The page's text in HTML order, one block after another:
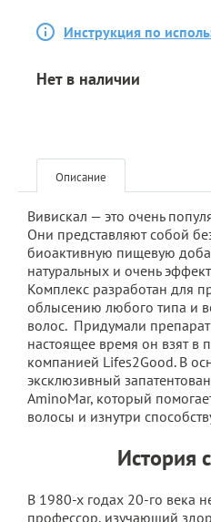
Инструкция по
Нет в наличии
Описание
Вивискал — это очень
Они представляют собой
биоактивную пищевую
натуральных и очень
Комплекс разработан для
облысению любого типа и
волос. Придумали
настоящее время он взят в
компанией Lifes2Good. В
эксклюзивный
AminoMar, который
волосы и изнутри
История
В 1980-х годах 20-го века
профессор, изучающий